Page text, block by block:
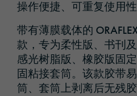
操作便捷、可重复使用性
带有薄膜载体的
款，专为柔性版、书刊
感光树脂版、橡胶版固
固粘接套筒。该款胶带
筒、套筒上剥离后无残胶